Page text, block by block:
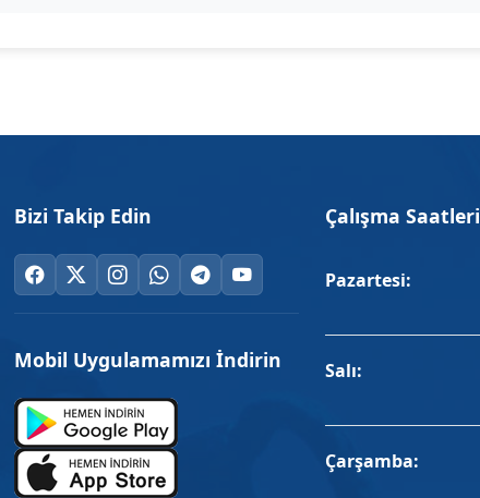
Bizi Takip Edin
Mobil Uygulamamızı İndirin
Çalışma Saatleri
Pazartesi:
Salı:
Çarşamba: